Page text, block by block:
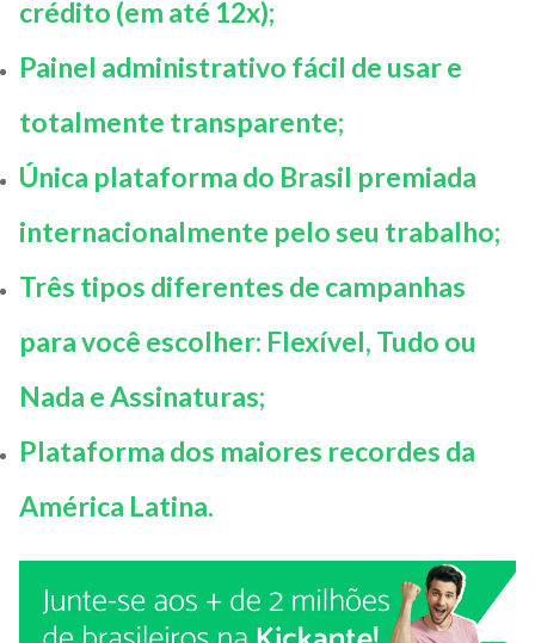
crédito (em até 12x);
Painel administrativo fácil de usar e
totalmente transparente;
Única plataforma do Brasil premiada
internacionalmente pelo seu trabalho;
Três tipos diferentes de campanhas
para você escolher: Flexível, Tudo ou
Nada e Assinaturas;
Plataforma dos maiores recordes da
América Latina.